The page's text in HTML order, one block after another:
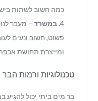
כמה חשוב לשתות
במשרד – מעבר
פשוט, חשוב ונעים
ומייצרת תחושת
טכנולוגיות ורמות הבר
בר מים ביתי יכול להגיע